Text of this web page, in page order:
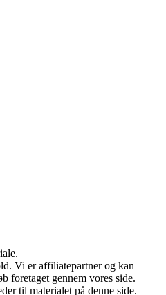
Vi er affiliatepartner og kan
foretaget gennem vores side.
til materialet på denne side.